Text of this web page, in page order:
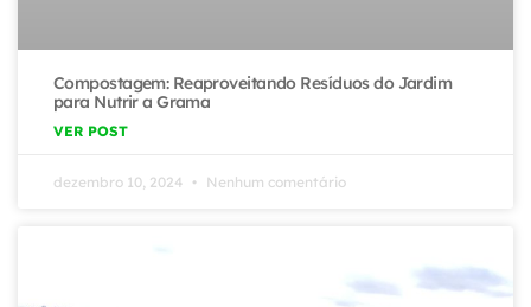
Compostagem: Reaproveitando Resíduos do Jardim
para Nutrir a Grama
VER POST
dezembro 10, 2024 Nenhum comentário